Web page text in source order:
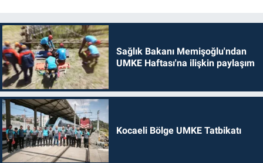
Sağlık Bakanı Memişoğlu'ndan
UMKE Haftası'na ilişkin paylaşım
Kocaeli Bölge UMKE Tatbikatı